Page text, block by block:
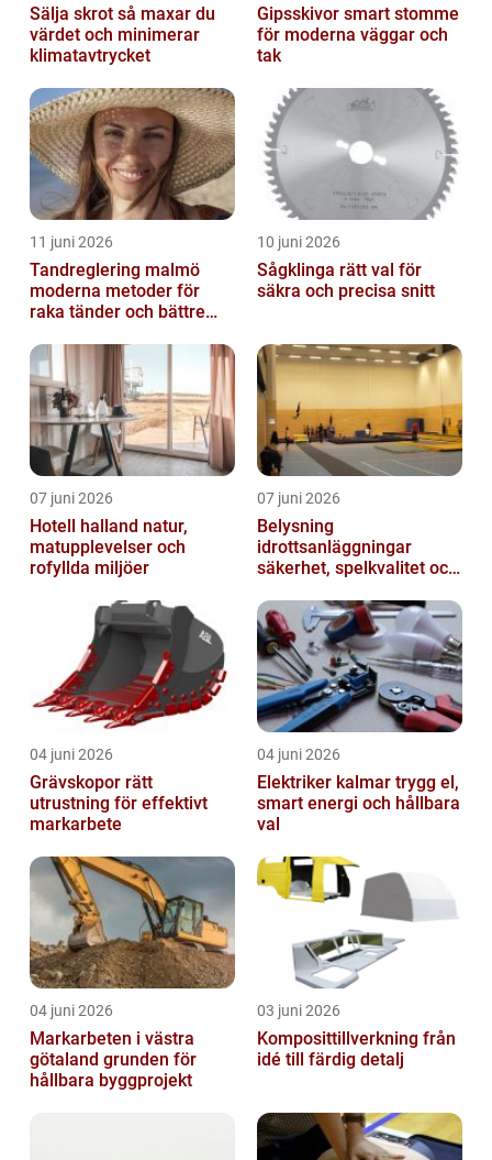
Sälja skrot så maxar du
värdet och minimerar
klimatavtrycket
Gipsskivor smart stomme
för moderna väggar och
tak
11 juni 2026
Tandreglering malmö
moderna metoder för
raka tänder och bättre
10 juni 2026
Sågklinga rätt val för
säkra och precisa snitt
07 juni 2026
Hotell halland natur,
matupplevelser och
rofyllda miljöer
07 juni 2026
Belysning
idrottsanläggningar
säkerhet, spelkvalitet och
04 juni 2026
Grävskopor rätt
utrustning för effektivt
markarbete
04 juni 2026
Elektriker kalmar trygg el,
smart energi och hållbara
val
04 juni 2026
Markarbeten i västra
götaland grunden för
hållbara byggprojekt
03 juni 2026
Komposittillverkning från
idé till färdig detalj